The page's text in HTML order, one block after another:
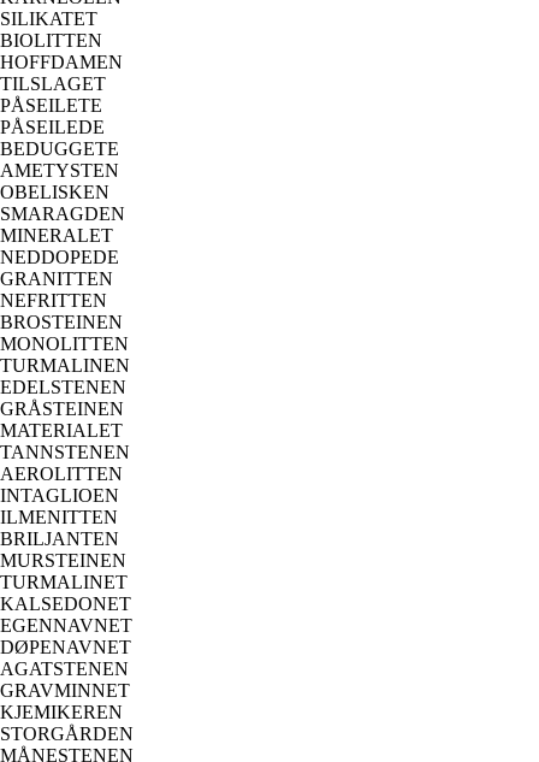
SILIKATET
BIOLITTEN
HOFFDAMEN
TILSLAGET
PÅSEILETE
PÅSEILEDE
BEDUGGETE
AMETYSTEN
OBELISKEN
SMARAGDEN
MINERALET
NEDDOPEDE
GRANITTEN
NEFRITTEN
BROSTEINEN
MONOLITTEN
TURMALINEN
EDELSTENEN
GRÅSTEINEN
MATERIALET
TANNSTENEN
AEROLITTEN
INTAGLIOEN
ILMENITTEN
BRILJANTEN
MURSTEINEN
TURMALINET
KALSEDONET
EGENNAVNET
DØPENAVNET
AGATSTENEN
GRAVMINNET
KJEMIKEREN
STORGÅRDEN
MÅNESTENEN